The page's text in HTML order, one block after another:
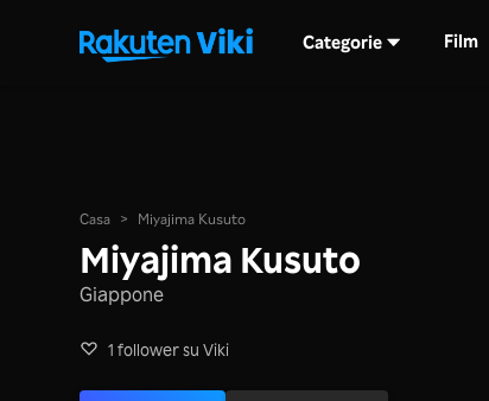
Categorie Film
Casa > Miyajima Kusuto
Miyajima Kusuto
Giappone
1 follower su Viki